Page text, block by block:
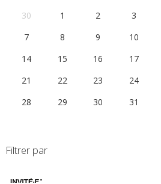
30 1 2
3
7 8 9
10
14 15 16
17
21 22 23
24
28 29 30 31
Filtrer par